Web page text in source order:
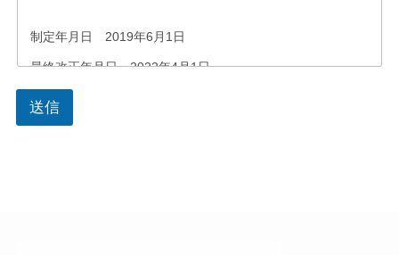
制定年月日 2019年6月1日
最終改正年月日 2022年4月1日
篠原製本株式会社
代表取締役社長 篠原 寛道
送信